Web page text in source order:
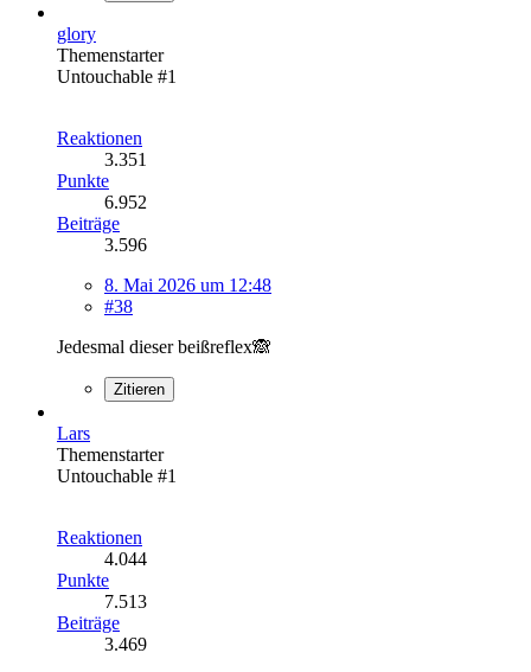
glory
Themenstarter
Untouchable #1
Reaktionen
3.351
Punkte
6.952
Beiträge
3.596
8. Mai 2026 um 12:48
#38
Jedesmal dieser beißreflex🙈
Zitieren
Lars
Themenstarter
Untouchable #1
Reaktionen
4.044
Punkte
7.513
Beiträge
3.469